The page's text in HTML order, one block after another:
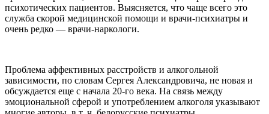
психотических пациентов. Выясняется, что чаще всего это
служба скорой медицинской помощи и врачи-психиатры и
очень редко — врачи-наркологи.
Проблема аффективных расстройств и алкогольной
зависимости, по словам Сергея Александровича, не новая и
обсуждается еще с начала 20-го века. На связь между
эмоциональной сферой и употреблением алкоголя указывают